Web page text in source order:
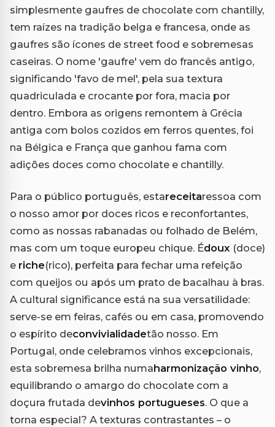
simplesmente gaufres de chocolate com chantilly,
tem raízes na tradição belga e francesa, onde as
gaufres são ícones de street food e sobremesas
caseiras. O nome 'gaufre' vem do francês antigo,
significando 'favo de mel', pela sua textura
quadriculada e crocante por fora, macia por
dentro. Embora as origens remontem à Grécia
antiga com bolos cozidos em ferros quentes, foi
na Bélgica e França que ganhou fama com
adições doces como chocolate e chantilly.
Para o público português, estareceitaressoa com
o nosso amor por doces ricos e reconfortantes,
como as nossas rabanadas ou folhado de Belém,
mas com um toque europeu chique. Édoux (doce)
e riche(rico), perfeita para fechar uma refeição
com queijos ou após um prato de bacalhau à bras.
A cultural significance está na sua versatilidade:
serve-se em feiras, cafés ou em casa, promovendo
o espírito deconvivialidadetão nosso. Em
Portugal, onde celebramos vinhos excepcionais,
esta sobremesa brilha numaharmonização vinho,
equilibrando o amargo do chocolate com a
doçura frutada devinhos portugueses. O que a
torna especial? A texturas contrastantes – o